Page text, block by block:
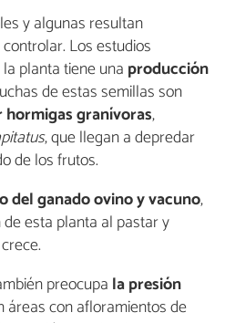
y algunas resultan
Los estudios
planta tiene una producción
de estas semillas son
granívoras,
, que llegan a depredar
de los frutos.
del ganado ovino y vacuno,
esta planta al pastar y
preocupa la presión
áreas con afloramientos de